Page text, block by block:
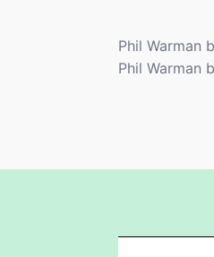
Phil Warman
Phil Warman